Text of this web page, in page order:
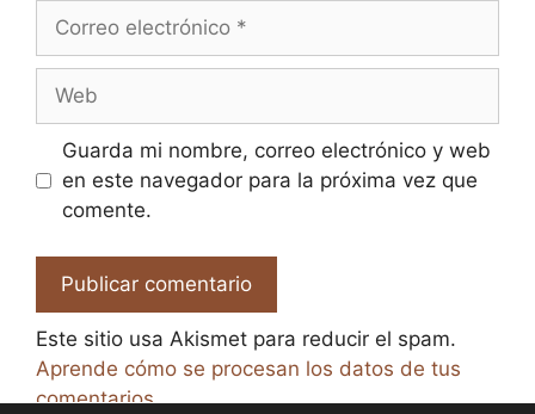
Correo
Web
Guarda mi nombre, correo electrónico y web
en este navegador para la próxima vez que
comente.
Este sitio usa Akismet para reducir el spam.
Aprende cómo se procesan los datos de tus
comentarios.